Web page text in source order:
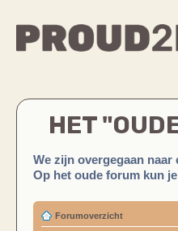
HET
We zijn overgegaan
Op het oude forum kun
Forumoverzicht